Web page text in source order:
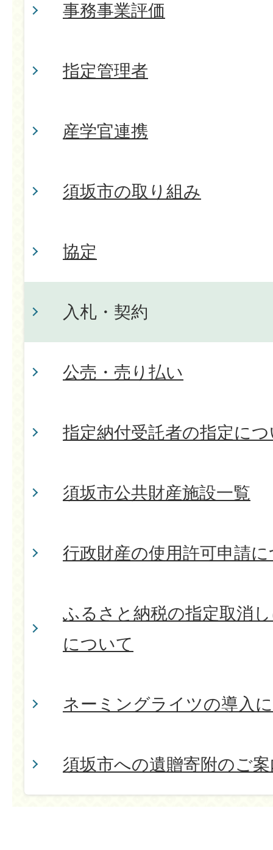
事務事業評価
指定管理者
産学官連携
須坂市の取り組み
協定
入札・契約
公売・売り払い
指定納付受託者の指定に
須坂市公共財産施設一覧
行政財産の使用許可申請
ふるさと納税の指定取消
について
ネーミングライツの導入
須坂市への遺贈寄附のご